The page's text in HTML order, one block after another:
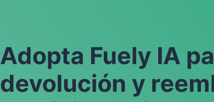
Adopta Fuely IA
devolución y